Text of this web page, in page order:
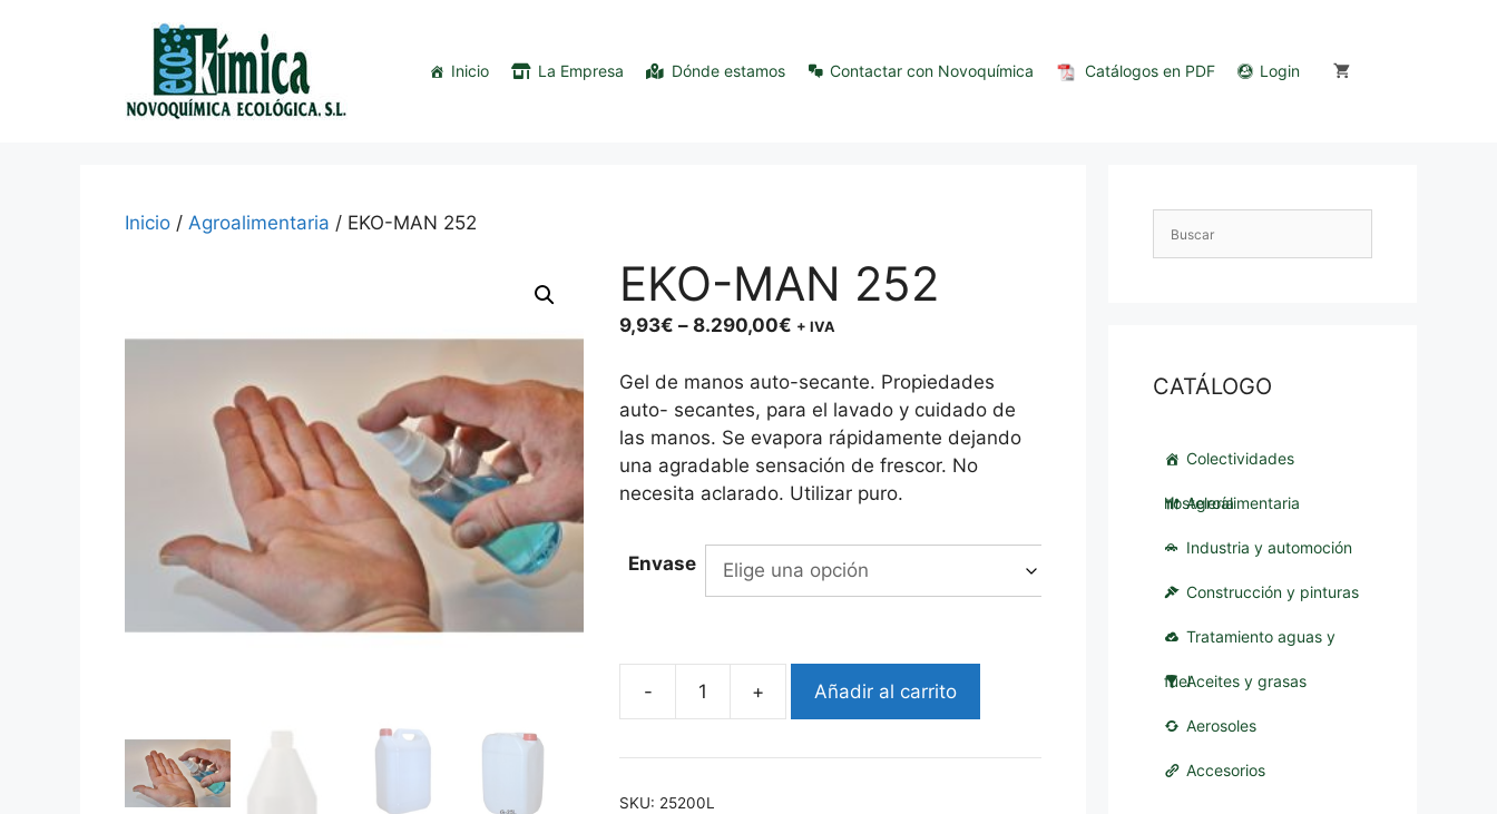
Inicio La Empresa Dónde estamos Contactar con Novoquímica Catálogos en PDF Login
Inicio / Agroalimentaria / EKO-MAN 252
EKO-MAN 252
9,93€ – 8.290,00€ Price
9,93€
through
8.290,00€
+ IVA
Gel de manos auto-secante. Propiedades
auto- secantes, para el lavado y cuidado de
las manos. Se evapora rápidamente dejando
una agradable sensación de frescor. No
necesita aclarado. Utilizar puro.
Envase
-
252
+ Añadir al carrito
SKU: 25200L
CATÁLOGO
Colectividades
hostelería
Agroalimentaria
Industria y automoción
Construcción y pinturas
Tratamiento aguas y
fuelAceites y grasas
Aerosoles
Accesorios